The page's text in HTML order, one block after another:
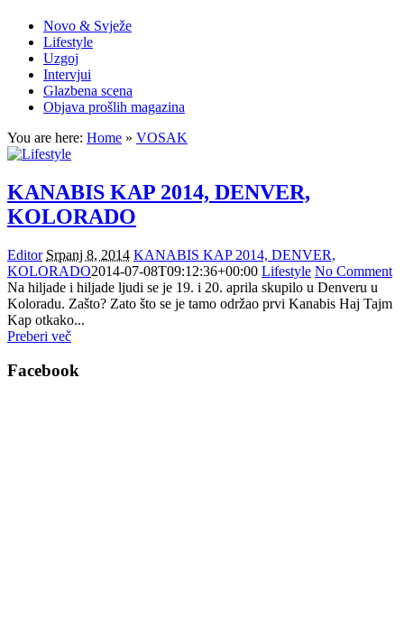
Novo & Svježe
Lifestyle
Uzgoj
Intervjui
Glazbena scena
Objava prošlih magazina
You are here: Home » VOSAK
KANABIS KAP 2014, DENVER,
KOLORADO
Editor Srpanj 8, 2014 KANABIS KAP 2014, DENVER,
KOLORADO2014-07-08T09:12:36+00:00 Lifestyle No Comment
Na hiljade i hiljade ljudi se je 19. i 20. aprila skupilo u Denveru u
Koloradu. Zašto? Zato što se je tamo održao prvi Kanabis Haj Tajm
Kap otkako...
Preberi več
Facebook